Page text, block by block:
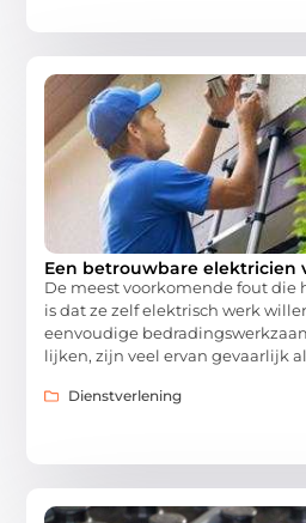
Een betrouwbare elektricien
De meest voorkomende fout die
is dat ze zelf elektrisch werk
eenvoudige
lijken, zijn veel ervan gevaarlijk
Dienstverlening